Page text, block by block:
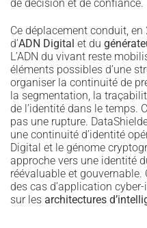
de décision et de confiance.
Ce déplacement conduit,
d’ADN Digital et du
L’ADN du vivant reste
éléments possibles d’une
organiser la continuité de
la segmentation, la
de l’identité dans le temps.
pas une rupture.
une continuité d’identité
Digital et le génome
approche vers une identité
réévaluable et gouvernable.
des cas d’application
sur les architectures